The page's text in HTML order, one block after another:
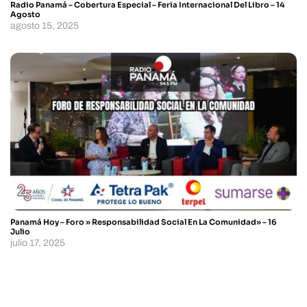
Radio Panamá – Cobertura Especial – Feria Internacional Del Libro – 14
Agosto
agosto 15, 2025
Panamá Hoy – Foro » Responsabilidad Social En La Comunidad» – 16
Julio
julio 17, 2025